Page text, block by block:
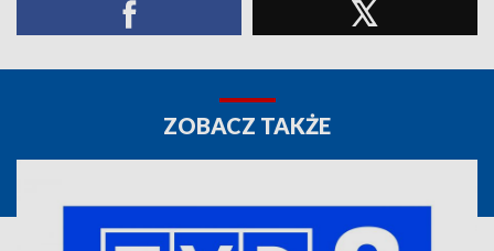
ZOBACZ TAKŻE